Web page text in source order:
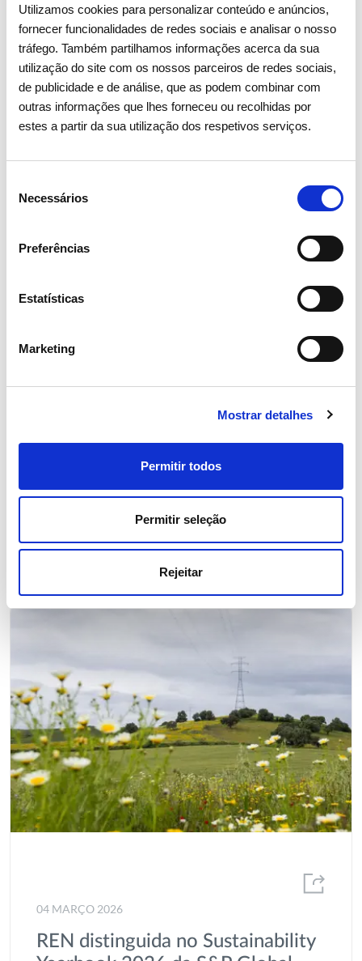
Utilizamos cookies para personalizar conteúdo e anúncios,
fornecer funcionalidades de redes sociais e analisar o nosso
tráfego. Também partilhamos informações acerca da sua
utilização do site com os nossos parceiros de redes sociais,
de publicidade e de análise, que as podem combinar com
outras informações que lhes forneceu ou recolhidas por
estes a partir da sua utilização dos respetivos serviços.
Necessários
Preferências
Estatísticas
Marketing
Mostrar detalhes
Permitir todos
Permitir seleção
Rejeitar
10 MARÇO 2026
CDP Supplier Engagement
Assessment
Sustentabilidade
04 MARÇO 2026
REN distinguida no Sustainability